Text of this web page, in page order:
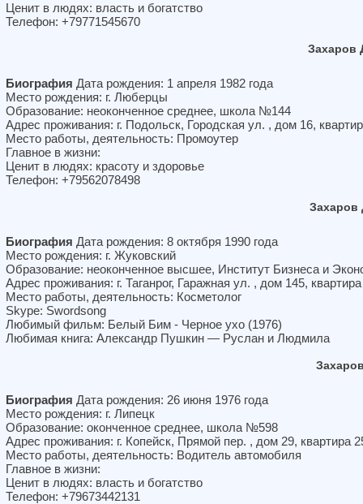
Ценит в людях: власть и богатство
Телефон: +79771545670
Захаров
Биография Дата рождения: 1 апреля 1982 года
Место рождения: г. Люберцы
Образование: неоконченное среднее, школа №144
Адрес проживания: г. Подольск, Городская ул. , дом 16,
Место работы, деятельность: Промоутер
Главное в жизни:
Ценит в людях: красоту и здоровье
Телефон: +79562078498
Захаров
Биография Дата рождения: 8 октября 1990 года
Место рождения: г. Жуковский
Образование: неоконченное высшее, Институт Бизнеса и
Адрес проживания: г. Таганрог, Гаражная ул. , дом 145,
Место работы, деятельность: Косметолог
Skype: Swordsong
Любимый фильм: Белый Бим - Черное ухо (1976)
Любимая книга: Александр Пушкин — Руслан и Людмила
Биография Дата рождения: 26 июня 1976 года
Место рождения: г. Липецк
Образование: оконченное среднее, школа №598
Адрес проживания: г. Копейск, Прямой пер. , дом 29, квартира
Место работы, деятельность: Водитель автомобиля
Главное в жизни:
Ценит в людях: власть и богатство
Телефон: +79673442131